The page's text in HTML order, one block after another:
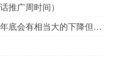
推广周时间）
英国央行行长贝利：预计（通胀）到年底会有相当大的下降但不会降至2%的水平